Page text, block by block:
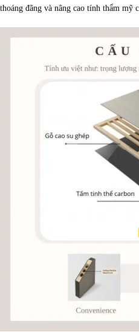
thoáng đãng và nâng cao tính thẩm mỹ